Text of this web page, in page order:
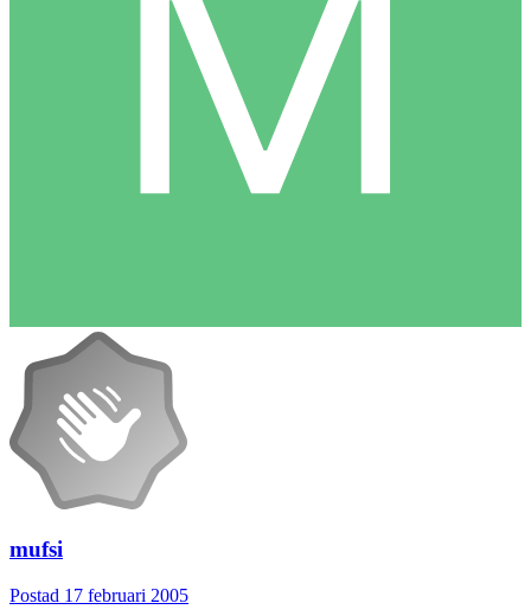
mufsi
Postad 17 februari 2005